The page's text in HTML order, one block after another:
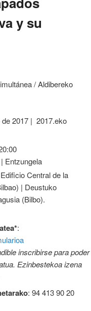
y su
/ Aldibereko
de 2017 | 2017.eko
Entzungela
Central de la
| Deustuko
(Bilbo).
:
inscribirse para poder
Ezinbestekoa izena
: 94 413 90 20